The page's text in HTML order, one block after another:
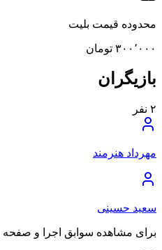
محدوده قیمت بلیت
۳۰۰٬۰۰۰ تومان
بازیگران
۲ نفر
مهرداد هنرمند
سعید حسینی
برای مشاهده سوابق اجرا و صفحه